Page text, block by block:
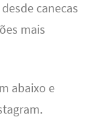
canecas
mais
abaixo e